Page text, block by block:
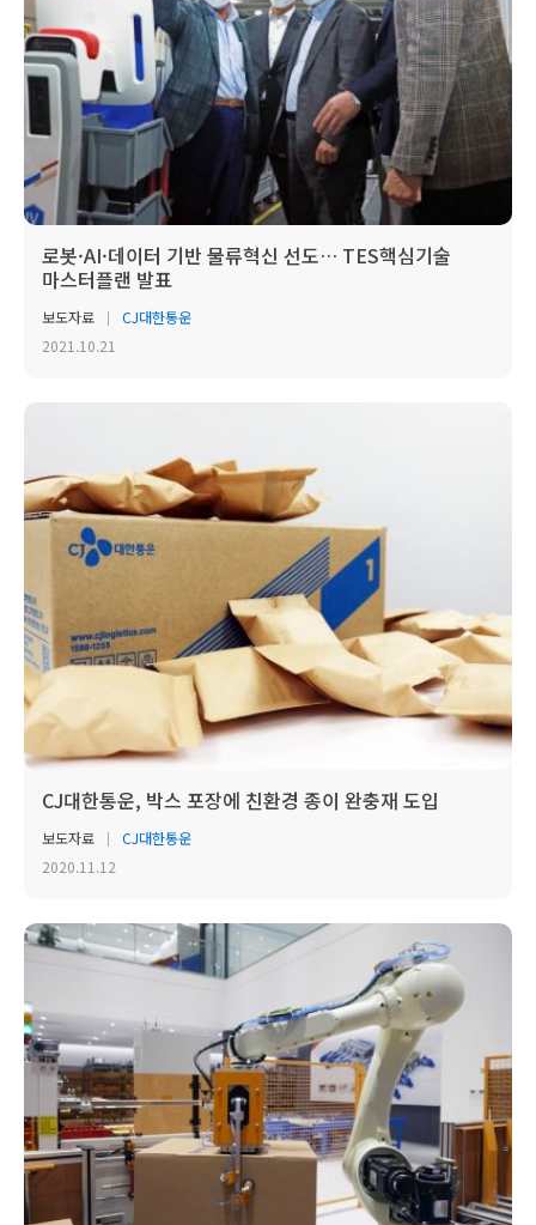
로봇·AI·데이터 기반 물류혁신 선도… TES핵심기술
마스터플랜 발표
보도자료
CJ대한통운
2021.10.21
CJ대한통운, 박스 포장에 친환경 종이 완충재 도입
보도자료
CJ대한통운
2020.11.12